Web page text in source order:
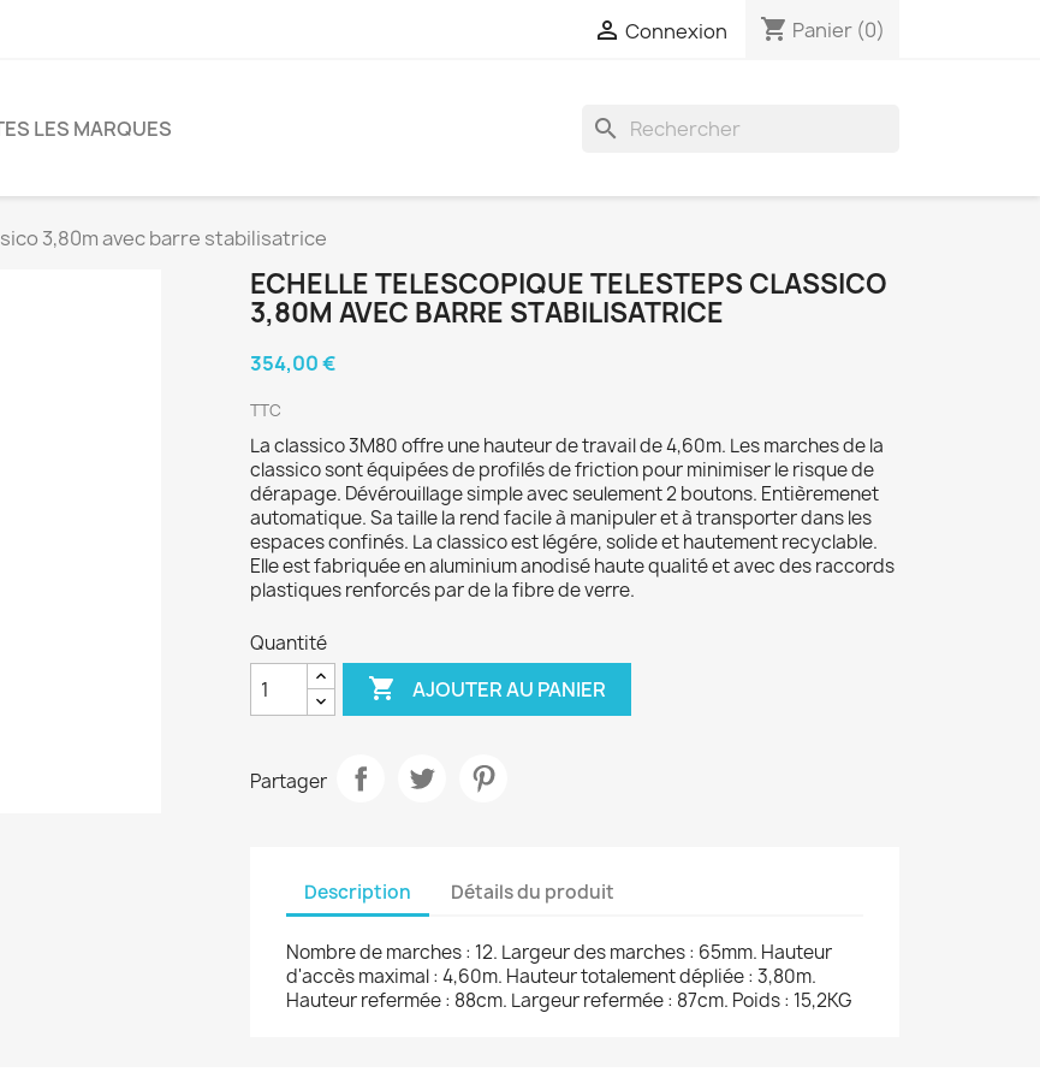
 Connexion shopping_cart Panier (0)
LES MARQUES search
3,80m avec barre stabilisatrice
ECHELLE TELESCOPIQUE TELESTEPS CLASSICO
3,80M AVEC BARRE STABILISATRICE
354,00 €
TTC
La classico 3M80 offre une hauteur de travail de 4,60m. Les marches de la
classico sont équipées de profilés de friction pour minimiser le risque de
dérapage. Dévérouillage simple avec seulement 2 boutons. Entièremenet
automatique. Sa taille la rend facile à manipuler et à transporter dans les
espaces confinés. La classico est légére, solide et hautement recyclable.
Elle est fabriquée en aluminium anodisé haute qualité et avec des raccords
plastiques renforcés par de la fibre de verre.
Quantité
 AJOUTER AU PANIER
Partager
Description Détails du produit
Nombre de marches : 12. Largeur des marches : 65mm. Hauteur
d'accès maximal : 4,60m. Hauteur totalement dépliée : 3,80m.
Hauteur refermée : 88cm. Largeur refermée : 87cm. Poids : 15,2KG